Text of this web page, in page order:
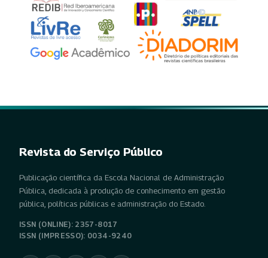
Revista do Serviço Público
Publicação científica da Escola Nacional de Administração
Pública, dedicada à produção de conhecimento em gestão
pública, políticas públicas e administração do Estado.
ISSN (ONLINE): 2357-8017
ISSN (IMPRESSO): 0034-9240